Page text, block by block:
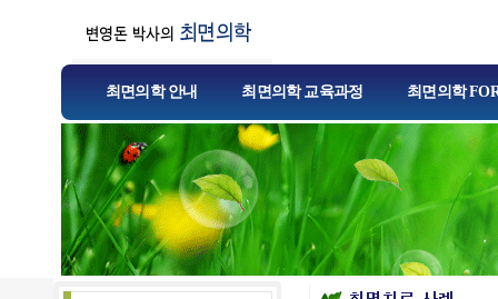
최면의학 안내 최면의학 교육과정 최면의학